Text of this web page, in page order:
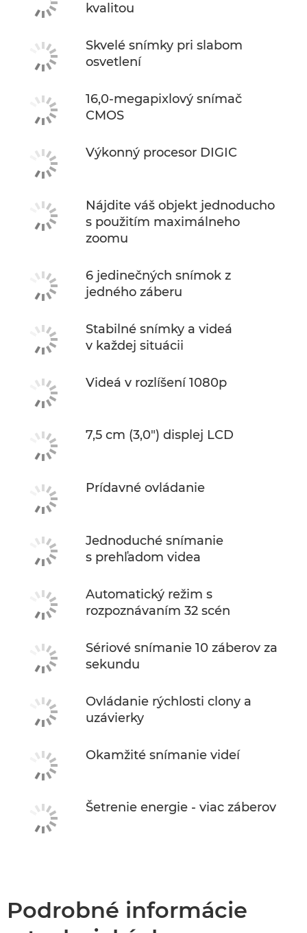
kvalitou
Skvelé snímky pri slabom
osvetlení
16,0-megapixlový snímač
CMOS
Výkonný procesor DIGIC
Nájdite váš objekt jednoducho
s použitím maximálneho
zoomu
6 jedinečných snímok z
jedného záberu
Stabilné snímky a videá
v každej situácii
Videá v rozlíšení 1080p
7,5 cm (3,0") displej LCD
Prídavné ovládanie
Jednoduché snímanie
s prehľadom videa
Automatický režim s
rozpoznávaním 32 scén
Sériové snímanie 10 záberov za
sekundu
Ovládanie rýchlosti clony a
uzávierky
Okamžité snímanie videí
Šetrenie energie - viac záberov
Podrobné informácie